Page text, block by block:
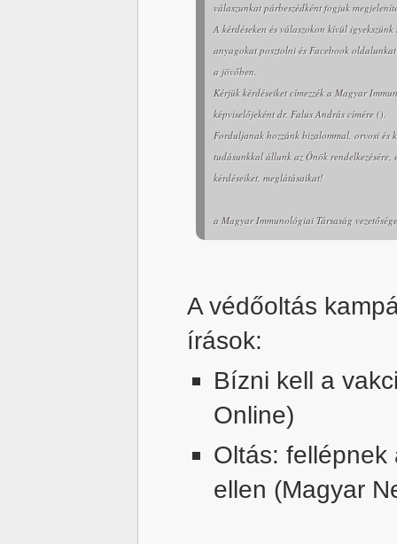
válaszunkat párbeszédként fogjuk
A kérdéseken és válaszokon kívül
anyagokat posztolni és Facebook
a jövőben.
Kérjük kérdéseiket címezzék a Magyar
képviselőjeként dr. Falus András címére ().
Forduljanak hozzánk bizalommal, orvosi és
tudásunkkal állunk az Önök
kérdéseiket, meglátásaikat!
a Magyar Immunológiai Társaság vezetősége
A védőoltás
írások:
Bízni kell a
Online)
Oltás: fellépnek
ellen (Magyar